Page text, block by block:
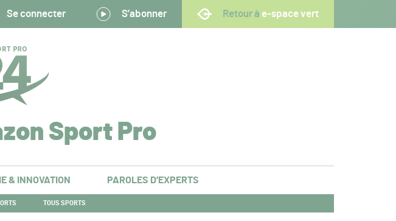
Se connecter S’abonner Retour à e-space vert
Sport Pro
& INNOVATION PAROLES D’EXPERTS
TOUS SPORTS